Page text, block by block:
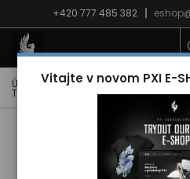
Vitajte v novom PXI E-
+420 777 485 382
Úvodná strana E-shop Móda
Tričko Phoenix RAINBOW - kid/black